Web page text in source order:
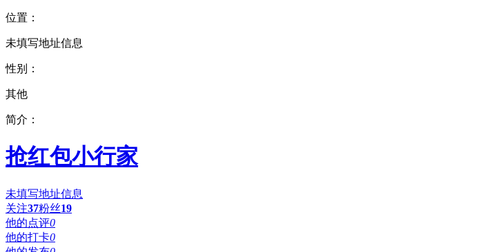
位置：
未填写地址信息
性别：
其他
简介：
抢红包小行家
未填写地址信息
关注37粉丝19
他的点评0
他的打卡0